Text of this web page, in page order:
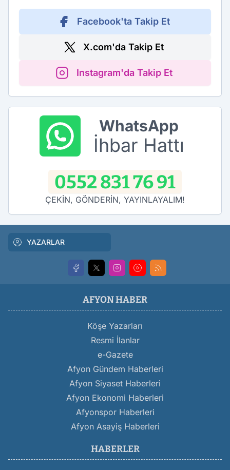
Facebook'ta Takip Et
X.com'da Takip Et
Instagram'da Takip Et
WhatsApp
İhbar Hattı
0552 831 76 91
ÇEKİN, GÖNDERİN, YAYINLAYALIM!
YAZARLAR
AFYON HABER
Köşe Yazarları
Resmi İlanlar
e-Gazete
Afyon Gündem Haberleri
Afyon Siyaset Haberleri
Afyon Ekonomi Haberleri
Afyonspor Haberleri
Afyon Asayiş Haberleri
HABERLER